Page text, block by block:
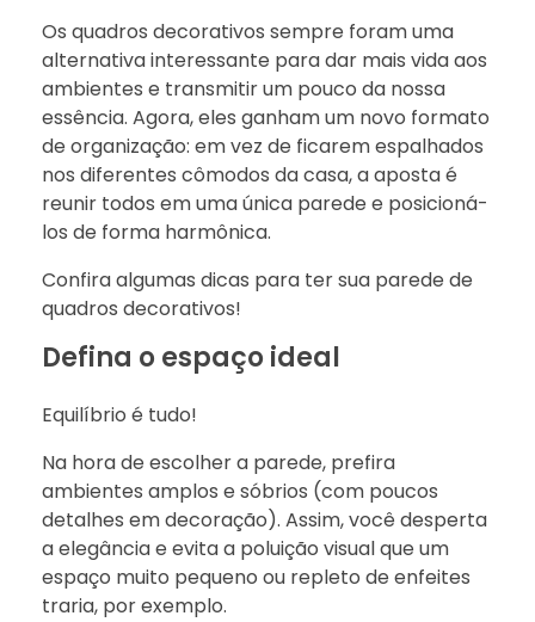
Os quadros decorativos sempre foram uma
alternativa interessante para dar mais vida aos
ambientes e transmitir um pouco da nossa
essência. Agora, eles ganham um novo formato
de organização: em vez de ficarem espalhados
nos diferentes cômodos da casa, a aposta é
reunir todos em uma única parede e posicioná-
los de forma harmônica.
Confira algumas dicas para ter sua parede de
quadros decorativos!
Defina o espaço ideal
Equilíbrio é tudo!
Na hora de escolher a parede, prefira
ambientes amplos e sóbrios (com poucos
detalhes em decoração). Assim, você desperta
a elegância e evita a poluição visual que um
espaço muito pequeno ou repleto de enfeites
traria, por exemplo.